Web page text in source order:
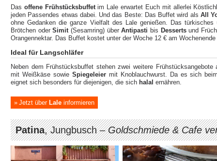
Das offene Frühstücksbuffetim Lale erwartet Euch mit allerlei
jeden Passendes etwas dabei. Und das Beste: Das Buffet wird alsAll
ohne Gedanken die ganze Vielfalt des Lale genießen. Das
Brötchen oderSimit(Sesamring) überAntipastibis Dessertsund
Orangennektar. Das Buffet kostet unter der Woche 12 € am
Ideal für Langschläfer
Neben dem Frühstücksbuffet stehen zwei weitere
mit Weißkäse sowie Spiegeleier mit Knoblauchwurst. Da es sich
eignet sich besonders für diejenigen, die sich halal ernähren.
Jetzt über Lale informieren
Patina, Jungbusch –Goldschmiede & Cafe